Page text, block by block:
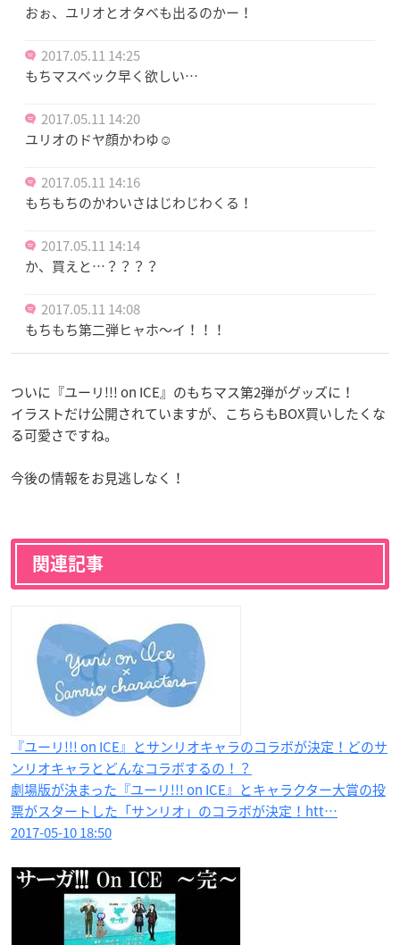
おぉ、ユリオとオタベも出るのかー！
2017.05.11 14:25
もちマスベック早く欲しい…
2017.05.11 14:20
ユリオのドヤ顔かわゆ☺️
2017.05.11 14:16
もちもちのかわいさはじわじわくる！
2017.05.11 14:14
か、買えと…？？？？
2017.05.11 14:08
もちもち第二弾ヒャホ〜イ！！！
ついに『ユーリ!!! on ICE』のもちマス第2弾がグッズに！
イラストだけ公開されていますが、こちらもBOX買いしたくな
る可愛さですね。
今後の情報をお見逃しなく！
関連記事
『ユーリ!!! on ICE』とサンリオキャラのコラボが決定！どのサ
ンリオキャラとどんなコラボするの！？
劇場版が決まった『ユーリ!!! on ICE』とキャラクター大賞の投
票がスタートした「サンリオ」のコラボが決定！htt…
2017-05-10 18:50